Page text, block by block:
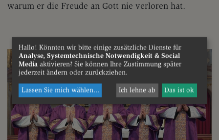
warum er die Freude an Gott nie verloren hat.
Hallo! Könnten wir bitte einige zusätzliche Dienste für
Analyse, Systemtechnische Notwendigkeit & Social
Media aktivieren? Sie können Ihre Zustimmung später
jederzeit ändern oder zurückziehen.
Lassen Sie mich wählen... Ich lehne ab Das ist ok